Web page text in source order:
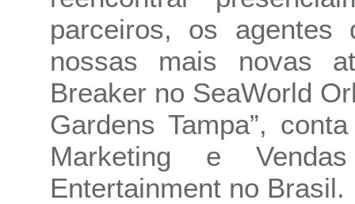
parceiros, os
nossas mais novas
Breaker no SeaWorld
Gardens Tampa”,
Marketing e
Entertainment no Brasil.